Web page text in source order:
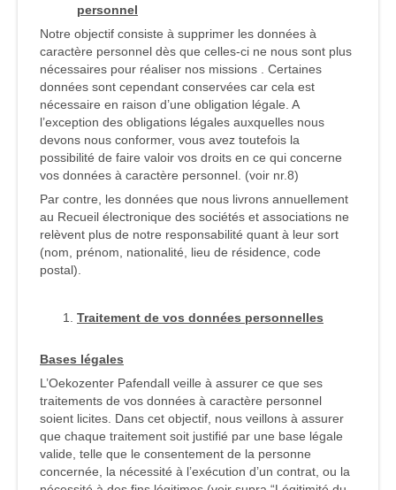
personnel
Notre objectif consiste à supprimer les données à
caractère personnel dès que celles-ci ne nous sont plus
nécessaires pour réaliser nos missions . Certaines
données sont cependant conservées car cela est
nécessaire en raison d’une obligation légale. A
l’exception des obligations légales auxquelles nous
devons nous conformer, vous avez toutefois la
possibilité de faire valoir vos droits en ce qui concerne
vos données à caractère personnel. (voir nr.8)
Par contre, les données que nous livrons annuellement
au Recueil électronique des sociétés et associations ne
relèvent plus de notre responsabilité quant à leur sort
(nom, prénom, nationalité, lieu de résidence, code
postal).
Traitement de vos données personnelles
Bases légales
L’Oekozenter Pafendall veille à assurer ce que ses
traitements de vos données à caractère personnel
soient licites. Dans cet objectif, nous veillons à assurer
que chaque traitement soit justifié par une base légale
valide, telle que le consentement de la personne
concernée, la nécessité à l’exécution d’un contrat, ou la